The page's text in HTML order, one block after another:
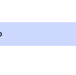
потерпевших